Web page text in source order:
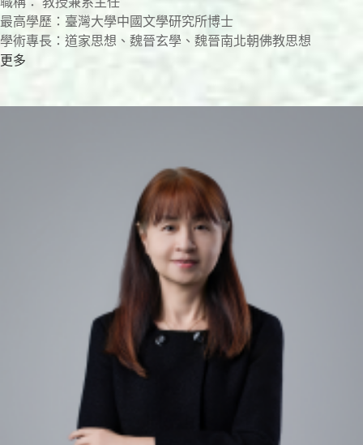
最高學歷：臺灣大學中國文學研究所博士
學術專長：道家思想、魏晉玄學、魏晉南北朝佛教思想
更多